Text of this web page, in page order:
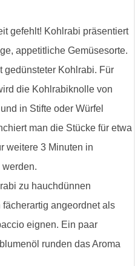
gefehlt! Kohlrabi präsentiert
appetitliche Gemüsesorte.
gedünsteter Kohlrabi. Für
die Kohlrabiknolle von
in Stifte oder Würfel
man die Stücke für etwa
weitere 3 Minuten in
werden.
zu hauchdünnen
angeordnet als
eignen. Ein paar
runden das Aroma